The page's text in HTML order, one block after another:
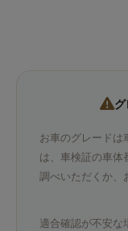
お車のグレードは
は、車検証の車体
調べいただくか、
適合確認が不安な